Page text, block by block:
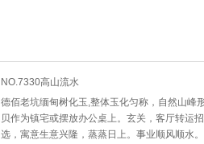
NO.7330高山流水
德佰老坑缅甸树化玉,整体玉化匀称，自然山峰
贝作为镇宅或摆放办公桌上。玄关，客厅转运
选，寓意生意兴隆，蒸蒸日上。事业顺风顺水